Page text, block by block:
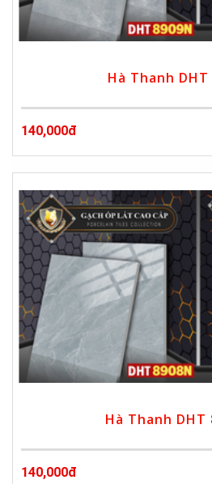
Hà Thanh DHT
140,000đ
Hà Thanh DHT
140,000đ